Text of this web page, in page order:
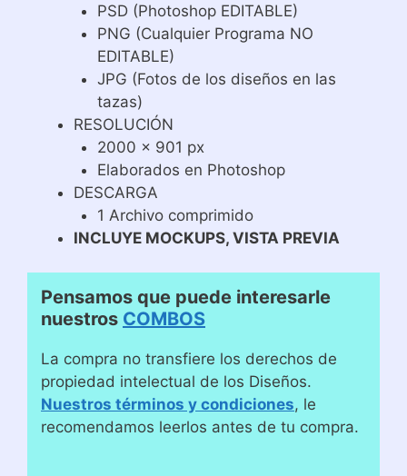
PSD (Photoshop EDITABLE)
PNG (Cualquier Programa NO
EDITABLE)
JPG (Fotos de los diseños en las
tazas)
RESOLUCIÓN
2000 x 901 px
Elaborados en Photoshop
DESCARGA
1 Archivo comprimido
INCLUYE MOCKUPS, VISTA PREVIA
Pensamos que puede interesarle
nuestros COMBOS
La compra no transfiere los derechos de
propiedad intelectual de los Diseños.
Nuestros términos y condiciones, le
recomendamos leerlos antes de tu compra.